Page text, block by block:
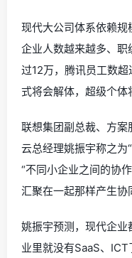
现代大公司体系依赖
企业人数越来越多、
过12万，腾讯员工数
式将会解体，超级个体
联想集团副总裁、方
云总经理姚振宇称之为
“不同小企业之间的协
汇聚在一起那样产生协
姚振宇预测，现代企
业里就没有SaaS、